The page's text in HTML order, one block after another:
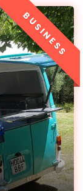
BUSINESS